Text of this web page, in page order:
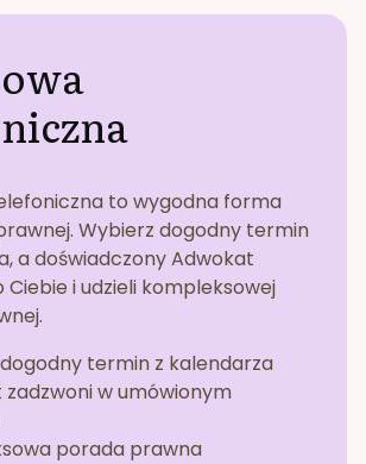
to wygodna forma
Wybierz dogodny termin
a doświadczony Adwokat
Ciebie i udzieli kompleksowej
termin z kalendarza
w umówionym
porada prawna